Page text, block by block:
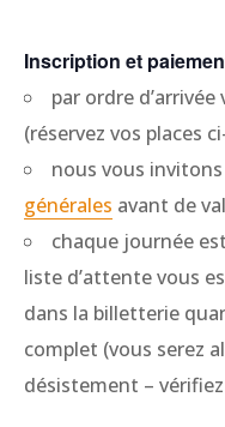
Inscription et
par ordre
(réservez vos places
nous vous
générales avant de
chaque journée
liste d’attente vous
dans la billetterie
complet (vous serez
désistement –